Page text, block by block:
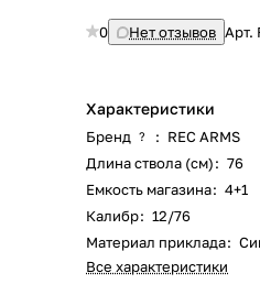
0 Нет отзывов Арт.
Характеристики
Бренд ? : REC ARMS
Длина ствола (см): 76
Емкость магазина: 4+1
Калибр: 12/76
Материал приклада:
Все характеристики